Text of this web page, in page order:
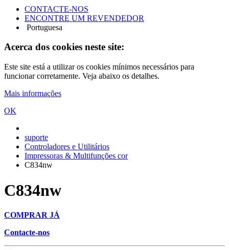
CONTACTE-NOS
ENCONTRE UM REVENDEDOR
Portuguesa
Acerca dos cookies neste site:
Este site está a utilizar os cookies mínimos necessários para
funcionar corretamente. Veja abaixo os detalhes.
Mais informações
OK
suporte
Controladores e Utilitários
Impressoras & Multifunções cor
C834nw
C834nw
COMPRAR JÁ
Contacte-nos